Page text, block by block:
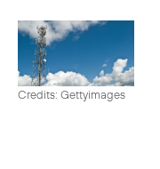
Credits: Gettyimages